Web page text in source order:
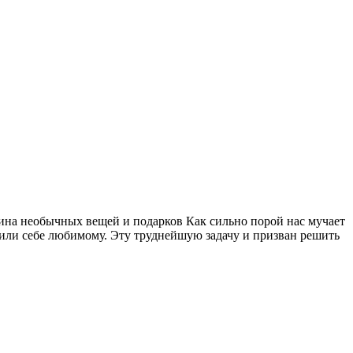
необычных вещей и подарков Как сильно порой нас мучает
себе любимому. Эту труднейшую задачу и призван решить